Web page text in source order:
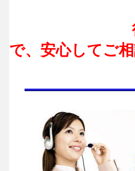
行政書士
で、安心してご